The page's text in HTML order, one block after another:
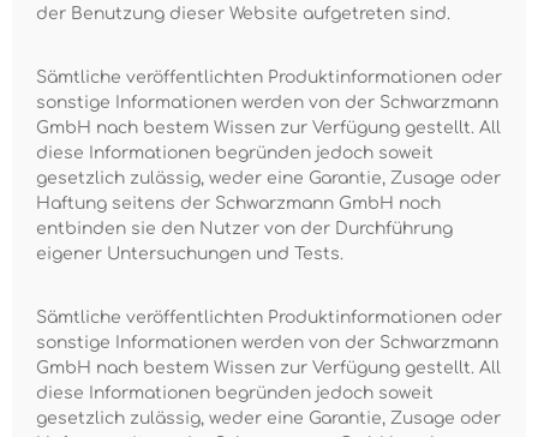
der Benutzung dieser Website aufgetreten sind.
Sämtliche veröffentlichten Produktinformationen oder
sonstige Informationen werden von der Schwarzmann
GmbH nach bestem Wissen zur Verfügung gestellt. All
diese Informationen begründen jedoch soweit
gesetzlich zulässig, weder eine Garantie, Zusage oder
Haftung seitens der Schwarzmann GmbH noch
entbinden sie den Nutzer von der Durchführung
eigener Untersuchungen und Tests.
Sämtliche veröffentlichten Produktinformationen oder
sonstige Informationen werden von der Schwarzmann
GmbH nach bestem Wissen zur Verfügung gestellt. All
diese Informationen begründen jedoch soweit
gesetzlich zulässig, weder eine Garantie, Zusage oder